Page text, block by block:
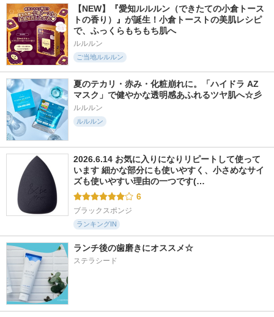
【NEW】『愛知ルルルン（できたての小倉トース
トの香り）』が誕生！小倉トーストの美肌レシピ
で、ふっくらもちもち肌へ
ルルルン
ご当地ルルルン
夏のテカリ・赤み・化粧崩れに。「ハイドラ AZ
マスク」で健やかな透明感あふれるツヤ肌へ☆彡
ルルルン
ルルルン
2026.6.14 お気に入りになりリピートして使って
います 細かな部分にも使いやすく、小さめなサイ
ズも使いやすい理由の一つです(…
6
ブラックスポンジ
ランキングIN
ランチ後の歯磨きにオススメ☆
ステラシード